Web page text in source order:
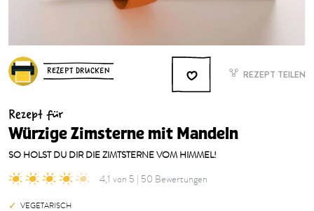
REZEPT DRUCKEN REZEPT TEILEN
Rezept für
Würzige Zimsterne mit Mandeln
SO HOLST DU DIR DIE ZIMTSTERNE VOM HIMMEL!
4,1 von 5 | 50 Bewertungen
VEGETARISCH